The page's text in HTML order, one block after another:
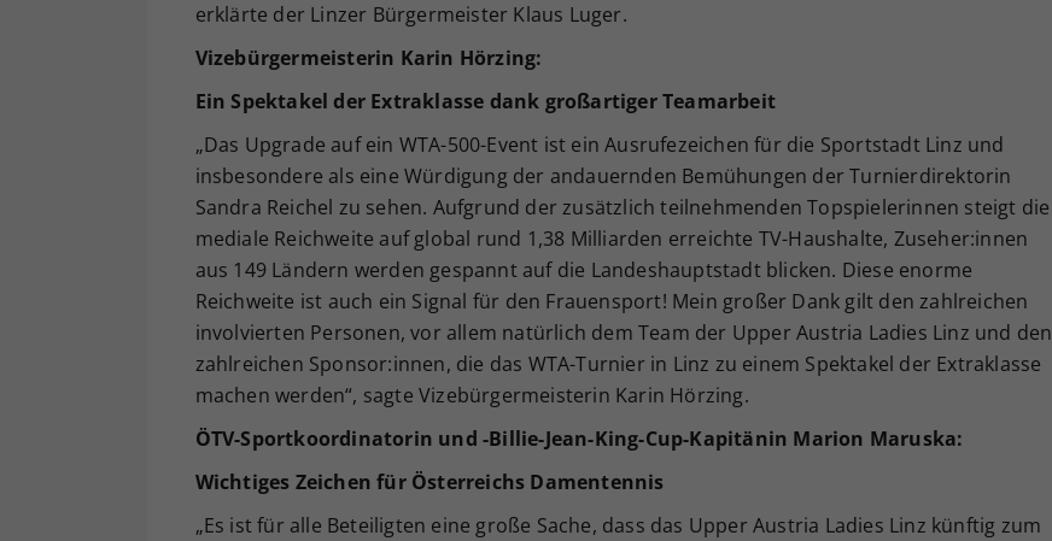
erklärte der Linzer Bürgermeister Klaus Luger.
Vizebürgermeisterin Karin Hörzing:
Ein Spektakel der Extraklasse dank großartiger Teamarbeit
„Das Upgrade auf ein WTA-500-Event ist ein Ausrufezeichen für die Sportstadt Linz und
insbesondere als eine Würdigung der andauernden Bemühungen der Turnierdirektorin
Sandra Reichel zu sehen. Aufgrund der zusätzlich teilnehmenden Topspielerinnen steigt die
mediale Reichweite auf global rund 1,38 Milliarden erreichte TV-Haushalte, Zuseher:innen
aus 149 Ländern werden gespannt auf die Landeshauptstadt blicken. Diese enorme
Reichweite ist auch ein Signal für den Frauensport! Mein großer Dank gilt den zahlreichen
involvierten Personen, vor allem natürlich dem Team der Upper Austria Ladies Linz und den
zahlreichen Sponsor:innen, die das WTA-Turnier in Linz zu einem Spektakel der Extraklasse
machen werden“, sagte Vizebürgermeisterin Karin Hörzing.
ÖTV-Sportkoordinatorin und -Billie-Jean-King-Cup-Kapitänin Marion Maruska:
Wichtiges Zeichen für Österreichs Damentennis
„Es ist für alle Beteiligten eine große Sache, dass das Upper Austria Ladies Linz künftig zum